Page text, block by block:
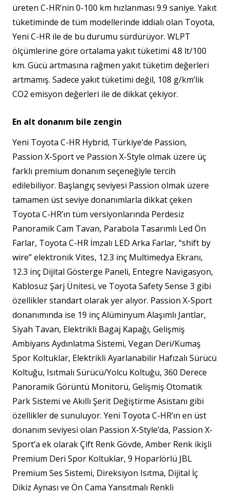
üreten C-HR’nin 0-100 km hızlanması 9.9 saniye. Yakıt
tüketiminde de tüm modellerinde iddialı olan Toyota,
Yeni C-HR ile de bu durumu sürdürüyor. WLPT
ölçümlerine göre ortalama yakıt tüketimi 4.8 lt/100
km. Gücü artmasına rağmen yakıt tüketim değerleri
artmamış. Sadece yakıt tüketimi değil, 108 g/km’lik
CO2 emisyon değerleri ile de dikkat çekiyor.
En alt donanım bile zengin
Yeni Toyota C-HR Hybrid, Türkiye’de Passion,
Passion X-Sport ve Passion X-Style olmak üzere üç
farklı premium donanım seçeneğiyle tercih
edilebiliyor. Başlangıç seviyesi Passion olmak üzere
tamamen üst seviye donanımlarla dikkat çeken
Toyota C-HR’ın tüm versiyonlarında Perdesiz
Panoramik Cam Tavan, Parabola Tasarımlı Led Ön
Farlar, Toyota C-HR İmzalı LED Arka Farlar, “shift by
wire” elektronik Vites, 12.3 inç Multimedya Ekranı,
12.3 inç Dijital Gösterge Paneli, Entegre Navigasyon,
Kablosuz Şarj Ünitesi, ve Toyota Safety Sense 3 gibi
özellikler standart olarak yer alıyor. Passion X-Sport
donanımında ise 19 inç Alüminyum Alaşımlı Jantlar,
Siyah Tavan, Elektrikli Bagaj Kapağı, Gelişmiş
Ambiyans Aydınlatma Sistemi, Vegan Deri/Kumaş
Spor Koltuklar, Elektrikli Ayarlanabilir Hafızalı Sürücü
Koltuğu, Isıtmalı Sürücü/Yolcu Koltuğu, 360 Derece
Panoramik Görüntü Monitorü, Gelişmiş Otomatik
Park Sistemi ve Akıllı Şerit Değiştirme Asistanı gibi
özellikler de sunuluyor. Yeni Toyota C-HR’ın en üst
donanım seviyesi olan Passion X-Style’da, Passion X-
Sport’a ek olarak Çift Renk Gövde, Amber Renk ikişli
Premium Deri Spor Koltuklar, 9 Hoparlörlü JBL
Premium Ses Sistemi, Direksiyon Isıtma, Dijital İç
Dikiz Aynası ve Ön Cama Yansıtmalı Renkli